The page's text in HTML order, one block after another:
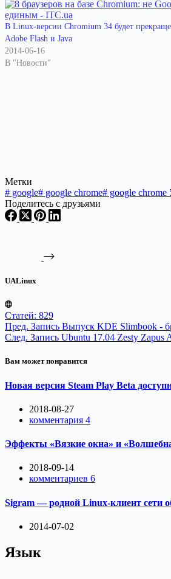
В Linux-версии Chromium 34 будет
Adobe Flash и Java
2014-06-16
В "Новости"
Метки
# google# google chrome# google chrome
Поделитесь с друзьями
UALinux
Статей: 829
Пред. Запись Выпуск KDE Slimbook -
След. Запись Ubuntu 17.04 Zesty Zapus
Вам может понравится
Новая версия Steam Play Beta
2018-08-27
комментария 4
Эффекты «Вязкие окна» и
2018-09-14
комментариев 6
Sigram — родной Linux-клиент сети
2014-07-02
Язык